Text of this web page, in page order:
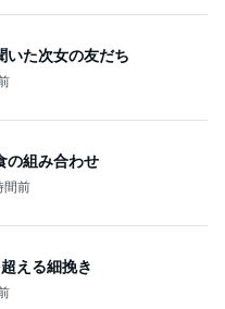
いた次女の友だち
の組み合わせ
間前
える細挽き